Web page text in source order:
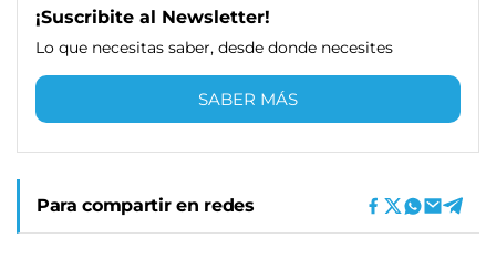
¡Suscribite al Newsletter!
Lo que necesitas saber, desde donde necesites
SABER MÁS
Para compartir en redes